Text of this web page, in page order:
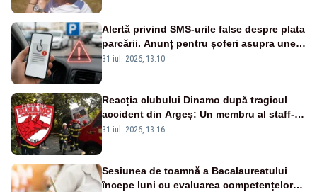
Alertă privind SMS-urile false despre plata
parcării. Anunț pentru șoferi asupra unei
noi metode de fraudă online
31 iul. 2026, 13:10
Reacția clubului Dinamo după tragicul
accident din Argeș: Un membru al staff-
ului medical a murit, antrenorul Adrian
31 iul. 2026, 13:16
Sesiunea de toamnă a Bacalaureatului
începe luni cu evaluarea competențelor